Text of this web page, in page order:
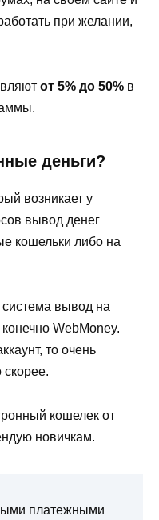
при желании,
от 5% до 50% в
деньги?
возникает у
вывод денег
кошельки либо на
вывод на
WebMoney.
то очень
скорее.
кошелек от
новичкам.
платежными